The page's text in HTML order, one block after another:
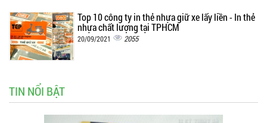
Top 10 công ty in thẻ nhựa giữ xe lấy liền - In thẻ
nhựa chất lượng tại TPHCM
20/09/2021 2055
TIN NỔI BẬT